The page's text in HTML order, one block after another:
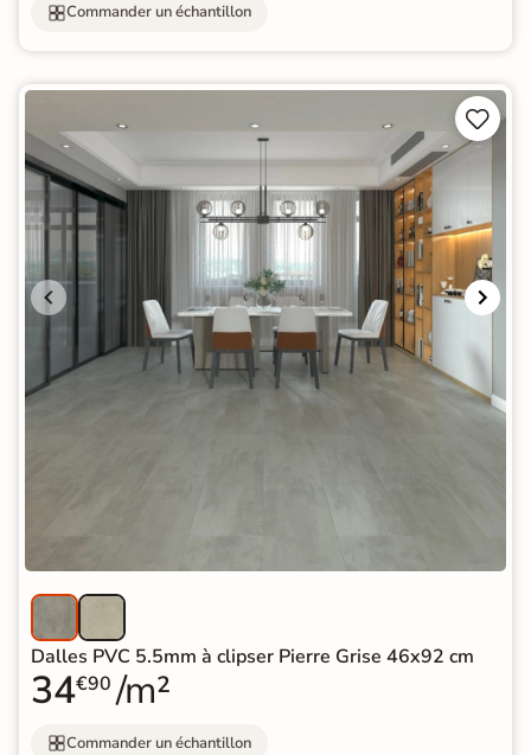
Commander un échantillon


Dalles PVC 5.5mm à clipser Pierre Grise 46x92 cm
34€90 /m²
Commander un échantillon